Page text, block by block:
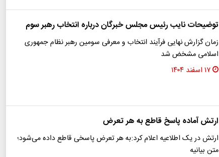
توضیحات نایب رئیس مجلس خبرگان درباره انتخاب رهبر سوم
زمان گزارش نهایی فرآیند انتخاب و معرفی سومین رهبر نظام جمهوری
اسلامی مشخض شد
۱۷ اسفند ۱۴۰۴
ارتش آماده پاسخ قاطع به هر تعرض
ارتش در یک اطلاعیه اعلام کرد:به هر تعرض پاسخی قاطع داده می‌شود؛
متن بیانیه